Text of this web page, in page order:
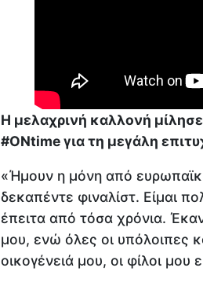
Η μελαχρινή καλλονή
#ONtime για τη μεγάλη
«Ήμουν η μόνη από
δεκαπέντε φιναλίστ. Είμαι
έπειτα από τόσα χρόνια.
μου, ενώ όλες οι υπόλοιπες
οικογένειά μου, οι φίλοι μου